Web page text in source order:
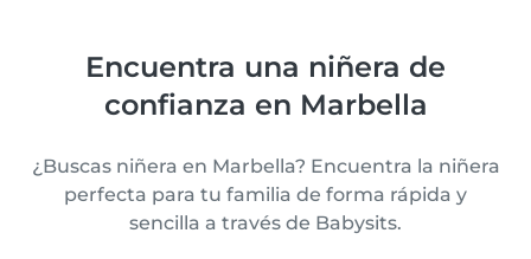
Encuentra una niñera de
confianza en Marbella
¿Buscas niñera en Marbella? Encuentra la niñera
perfecta para tu familia de forma rápida y
sencilla a través de Babysits.